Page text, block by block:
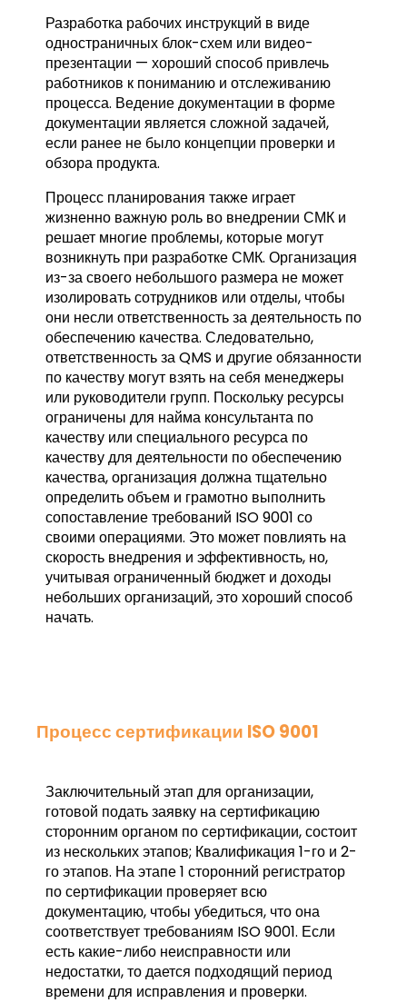
Разработка рабочих инструкций в виде
одностраничных блок-схем или видео-
презентации — хороший способ привлечь
работников к пониманию и отслеживанию
процесса. Ведение документации в форме
документации является сложной задачей,
если ранее не было концепции проверки и
обзора продукта.
Процесс планирования также играет
жизненно важную роль во внедрении СМК и
решает многие проблемы, которые могут
возникнуть при разработке СМК. Организация
из-за своего небольшого размера не может
изолировать сотрудников или отделы, чтобы
они несли ответственность за деятельность по
обеспечению качества. Следовательно,
ответственность за QMS и другие обязанности
по качеству могут взять на себя менеджеры
или руководители групп. Поскольку ресурсы
ограничены для найма консультанта по
качеству или специального ресурса по
качеству для деятельности по обеспечению
качества, организация должна тщательно
определить объем и грамотно выполнить
сопоставление требований ISO 9001 со
своими операциями. Это может повлиять на
скорость внедрения и эффективность, но,
учитывая ограниченный бюджет и доходы
небольших организаций, это хороший способ
начать.
Процесс сертификации ISO 9001
Заключительный этап для организации,
готовой подать заявку на сертификацию
сторонним органом по сертификации, состоит
из нескольких этапов; Квалификация 1-го и 2-
го этапов. На этапе 1 сторонний регистратор
по сертификации проверяет всю
документацию, чтобы убедиться, что она
соответствует требованиям ISO 9001. Если
есть какие-либо неисправности или
недостатки, то дается подходящий период
времени для исправления и проверки.